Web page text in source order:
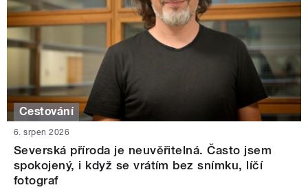
Cestování
6. srpen 2026
Severská příroda je neuvěřitelná. Často jsem
spokojený, i když se vrátím bez snímku, líčí
fotograf